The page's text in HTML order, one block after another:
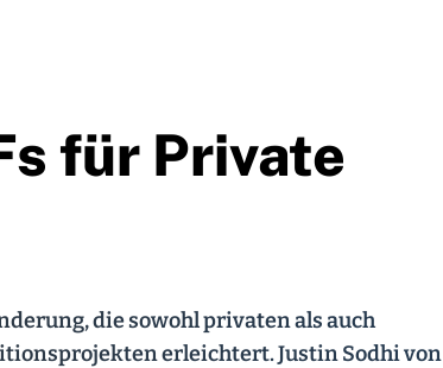
für Private
die sowohl privaten als auch
erleichtert. Justin Sodhi von